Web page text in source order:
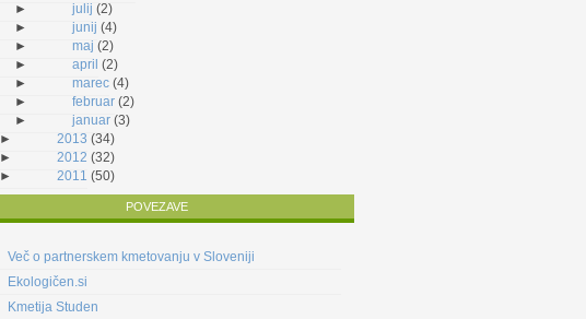
►
julij (2)
►
junij (4)
►
maj (2)
►
april (2)
►
marec (4)
►
februar (2)
►
januar (3)
►
2013 (34)
►
2012 (32)
►
2011 (50)
POVEZAVE
Več o partnerskem kmetovanju v Sloveniji
Ekologičen.si
Kmetija Studen